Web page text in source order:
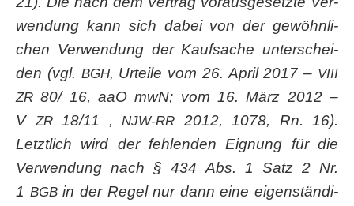
wen­dung kann sich dabei von der gewöhn­li­
chen Ver­wen­dung der Kauf­sa­che unter­schei­
den (vgl. BGH, Urtei­le vom 26. April 2017 – VIII
ZR 80/ 16, aaO mwN; vom 16. März 2012 –
V ZR18/11 , NJW-RR 2012, 1078, Rn. 16).
Letzt­lich wird der feh­len­den Eig­nung für die
Ver­wen­dung nach § 434 Abs. 1 Satz 2 Nr.
1 BGBin der Regel nur dann eine eigen­stän­di­